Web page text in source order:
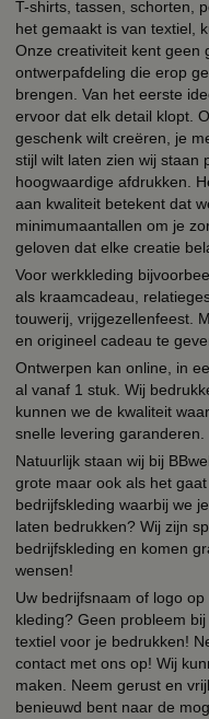
T-shirts, tassen, schorten,
het gemaakt is van textiel,
Onze creativiteit kent geen
ontwerpafdeling die erop
brengen. Van het eerste
ervoor dat elk detail klopt.
geschenk wilt creëren, je
stijl wilt laten zien wij staan
hoogwaardige afdrukken.
aan kwaliteit betekent dat
minimumaantallen om je
geloven dat elke creatie
Voor werkkleding
als kraamcadeau,
touwerij, vrijgezellenfeest.
en origineel cadeau te
Ontwerpen kan online, in
al vanaf 1 stuk. Wij
kunnen we de kwaliteit
snelle levering garanderen.
Natuurlijk staan wij bij
grote maar ook als het
bedrijfskleding waarbij we
laten bedrukken? Wij zijn
bedrijfskleding en komen
wensen!
Uw bedrijfsnaam of logo
kleding? Geen probleem
textiel voor je bedrukken!
contact met ons op! Wij
maken. Neem gerust en
benieuwd bent naar de